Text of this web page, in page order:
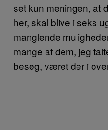
set kun meningen, at
her, skal blive i seks
manglende
mange af dem, jeg
besøg, været der i